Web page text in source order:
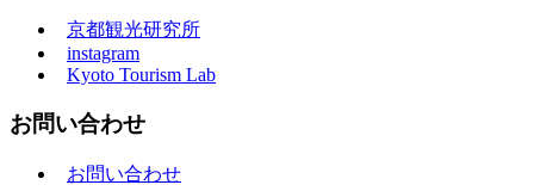
京都観光研究所
instagram
Kyoto Tourism Lab
お問い合わせ
お問い合わせ